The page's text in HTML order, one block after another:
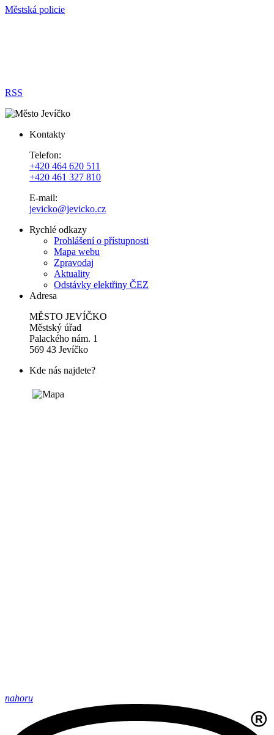
Městská policie
RSS
Kontakty
Telefon:
+420 464 620 511
+420 461 327 810
E-mail:
jevicko@jevicko.cz
Rychlé odkazy
Prohlášení o přístupnosti
Mapa webu
Zpravodaj
Aktuality
Odstávky elektřiny ČEZ
Adresa
MĚSTO JEVÍČKO
Městský úřad
Palackého nám. 1
569 43 Jevíčko
Kde nás najdete?
nahoru